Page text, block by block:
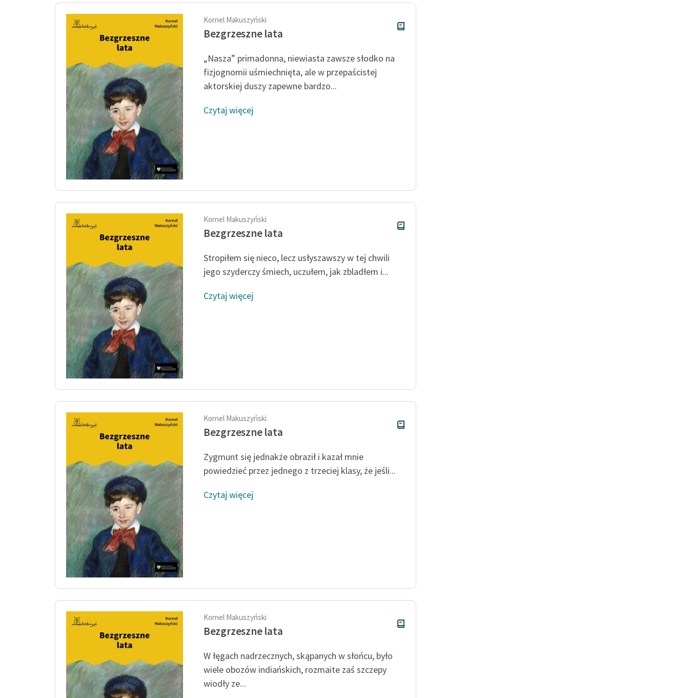
Kornel Makuszyński
Bezgrzeszne lata
„Nasza” primadonna, niewiasta zawsze słodko na
fizjognomii uśmiechnięta, ale w przepaścistej
aktorskiej duszy zapewne bardzo...
Czytaj więcej
Kornel Makuszyński
Bezgrzeszne lata
Stropiłem się nieco, lecz usłyszawszy w tej chwili
jego szyderczy śmiech, uczułem, jak zbladłem i...
Czytaj więcej
Kornel Makuszyński
Bezgrzeszne lata
Zygmunt się jednakże obraził i kazał mnie
powiedzieć przez jednego z trzeciej klasy, że jeśli...
Czytaj więcej
Kornel Makuszyński
Bezgrzeszne lata
W łęgach nadrzecznych, skąpanych w słońcu, było
wiele obozów indiańskich, rozmaite zaś szczepy
wiodły ze...